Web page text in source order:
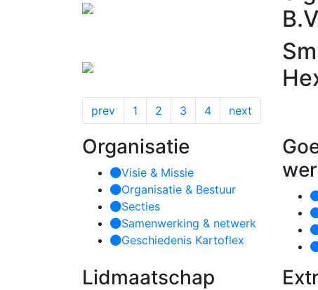
prev 1 2 3 4 next
Organisatie
Visie & Missie
Organisatie & Bestuur
Secties
Samenwerking & netwerk
Geschiedenis Kartoflex
Lidmaatschap